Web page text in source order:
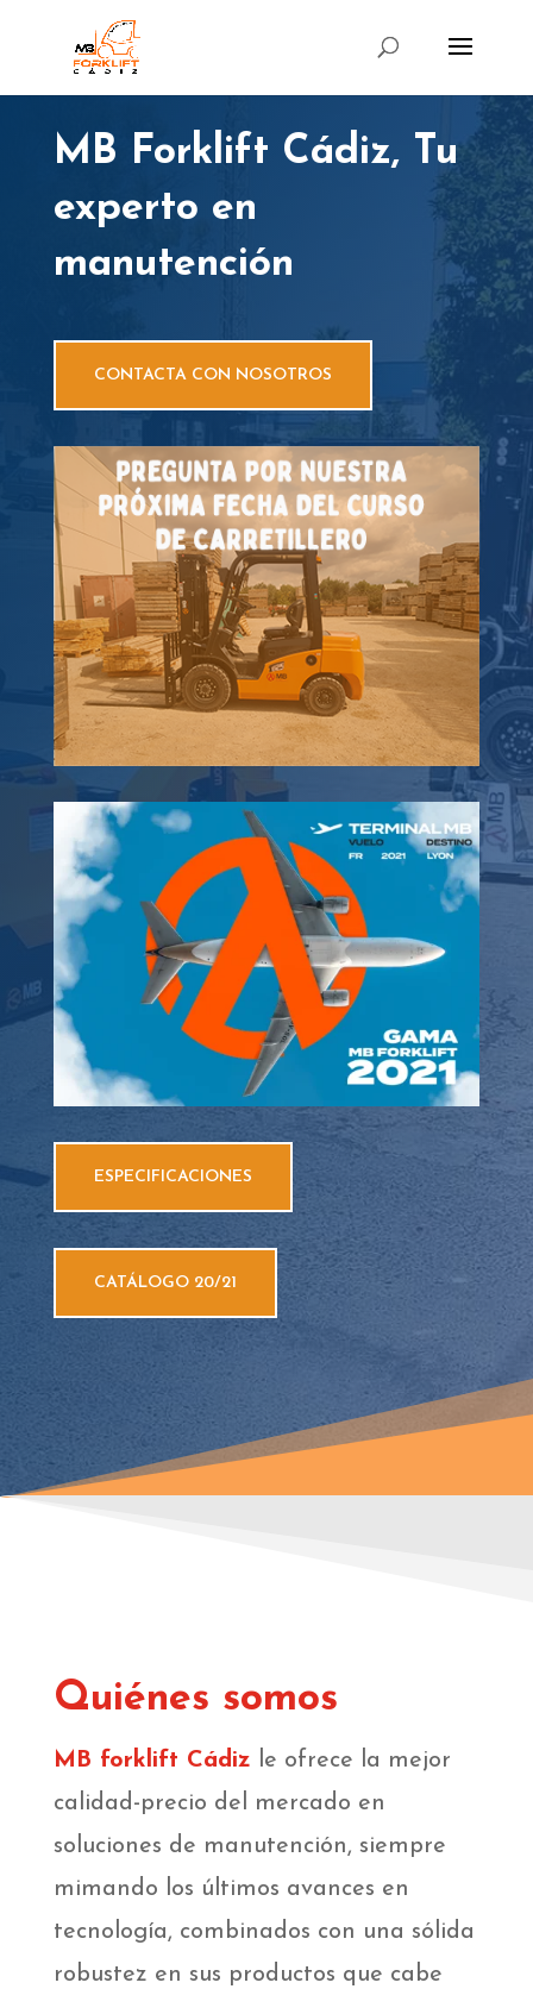
MB Forklift Cádiz, Tu
experto en
manutención
CONTACTA CON NOSOTROS
ESPECIFICACIONES
CATÁLOGO 20/21
Quiénes somos
MB forklift Cádiz le ofrece la mejor
calidad-precio del mercado en
soluciones de manutención, siempre
mimando los últimos avances en
tecnología, combinados con una sólida
robustez en sus productos que cabe